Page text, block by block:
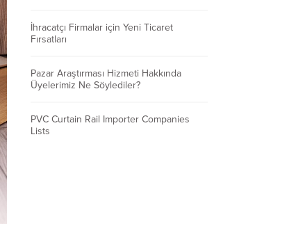
İhracatçı Firmalar için Yeni Ticaret
Fırsatları
Pazar Araştırması Hizmeti Hakkında
Üyelerimiz Ne Söylediler?
PVC Curtain Rail Importer Companies
Lists